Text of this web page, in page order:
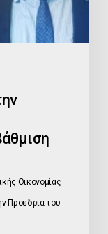
Οικονομίας
Προεδρία του